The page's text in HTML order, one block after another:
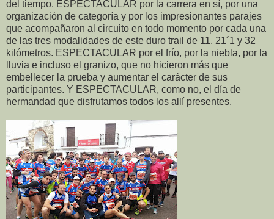
del tiempo. ESPECTACULAR por la carrera en sí, por una
organización de categoría y por los impresionantes parajes
que acompañaron al circuito en todo momento por cada una
de las tres modalidades de este duro trail de 11, 21´1 y 32
kilómetros. ESPECTACULAR por el frío, por la niebla, por la
lluvia e incluso el granizo, que no hicieron más que
embellecer la prueba y aumentar el carácter de sus
participantes. Y ESPECTACULAR, como no, el día de
hermandad que disfrutamos todos los allí presentes.